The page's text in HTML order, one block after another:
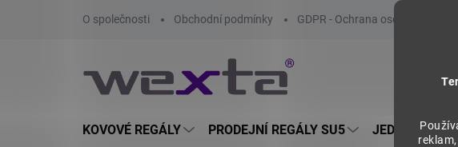
O společnosti Obchodní podmínky GDPR - Ochrana osobních údajů
KOVOVÉ REGÁLY PRODEJNÍ REGÁLY SU5